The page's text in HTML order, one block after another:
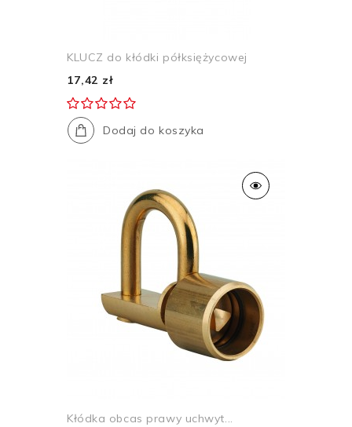
KLUCZ do kłódki półksiężycowej
17,42 zł
Dodaj do koszyka
Kłódka obcas prawy uchwyt...